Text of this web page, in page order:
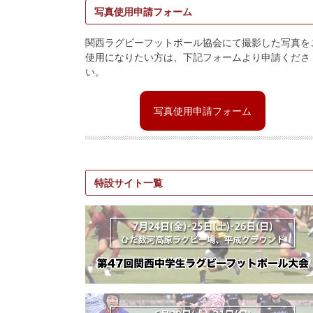
写真使用申請フォーム
関西ラグビーフットボール協会にて撮影した写真を
使用になりたい方は、下記フォームより申請くださ
い。
写真使用申請フォーム
特設サイト一覧